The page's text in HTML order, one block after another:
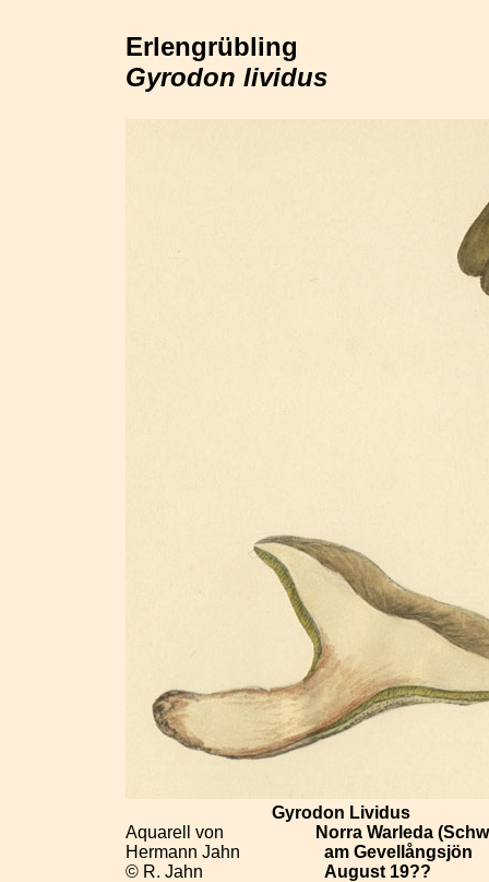
Erlengrübling
Gyrodon lividus
Aquarell von
Hermann Jahn
© R. Jahn
Gyrodon Lividus
Norra Warleda
am Gevellångsjön
August 19??